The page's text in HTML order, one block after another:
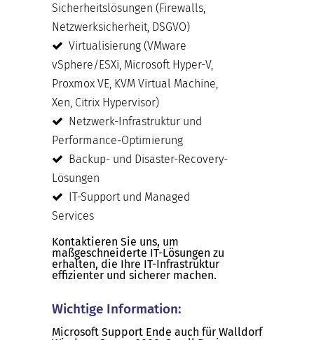
Sicherheitslösungen (Firewalls,
Netzwerksicherheit, DSGVO)
Virtualisierung (VMware
vSphere/ESXi, Microsoft Hyper-V,
Proxmox VE, KVM Virtual Machine,
Xen, Citrix Hypervisor)
Netzwerk-Infrastruktur und
Performance-Optimierung
Backup- und Disaster-Recovery-
Lösungen
IT-Support und Managed
Services
Kontaktieren Sie uns, um
maßgeschneiderte IT-Lösungen zu
erhalten, die Ihre IT-Infrastruktur
effizienter und sicherer machen.
Wichtige Information:
Microsoft Support Ende auch für Walldorf